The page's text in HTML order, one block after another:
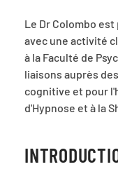
Le Dr Colombo
avec une activité
à la Faculté de
liaisons auprès
cognitive et pour
d'Hypnose et à la